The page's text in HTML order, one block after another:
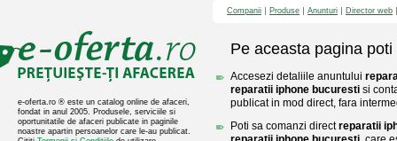
e-oferta.ro ® este un catalog online de afaceri,
fondat in anul 2005. Produsele, serviciile si
oportunitatile de afaceri publicate in paginile
noastre apartin persoanelor care le-au publicat.
Companii Produse Anunturi Director web
Pe aceasta pagina poti
Accesezi detaliile anuntului
reparatii iphone bucuresti si
publicat in mod direct, fara
Poti sa comanzi directreparatii